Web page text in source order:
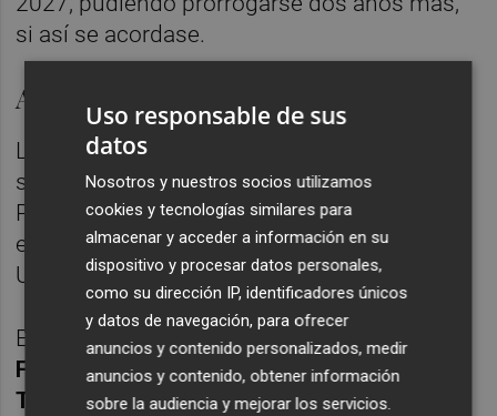
si así se acordase.
Actividades culturales
La reunión de ambas responsables ha
servido también para firmar el convenio del
Proyecto de actividades culturales 2024
entre el Ayuntamiento de Castelló y la
Universitat Jaume I.
El texto incluye las actividades derivadas del
Festival Fotogràfic Imaginària, laMostra de
Teatre Reclam, el proyectoFamily
Uso responsable de sus
datos
Nosotros y nuestros socios utilizamos
cookies y tecnologías similares para
almacenar y acceder a información en su
dispositivo y procesar datos personales,
como su dirección IP, identificadores únicos
y datos de navegación, para ofrecer
anuncios y contenido personalizados, medir
anuncios y contenido, obtener información
sobre la audiencia y mejorar los servicios.